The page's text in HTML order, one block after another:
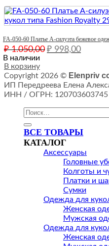
FA-050-60 Платье А-силуэта бежевое
₽1.050,00 Первоначальная
₽ 1.050,00.
₽ 998,00Текущая
В наличии
В корзину
Copyright 2026 © Elenpriv
ИП Передреева Елена
ИНН / ОГРН: 120703603745
Искать:
ВСЕ ТОВАРЫ
КАТАЛОГ
Аксессуары
Головные
Колготы и
Платки и
Сумки
Одежда для
Женская
Мужская
Одежда для
Женская